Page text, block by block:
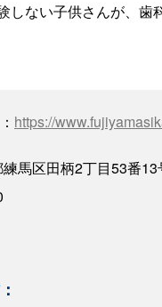
しない子供さんが、歯
https://
馬区田柄2丁目53番13